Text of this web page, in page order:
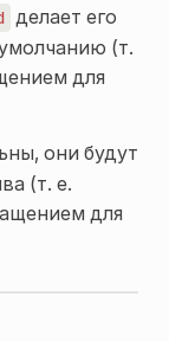
делает его
(т.
для
они будут
(т. е.
для